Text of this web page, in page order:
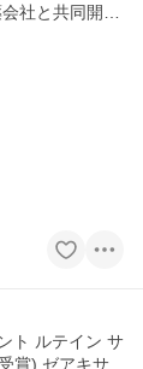
社と共同開発
ト ルテイン サ
賞) ゼアキサ